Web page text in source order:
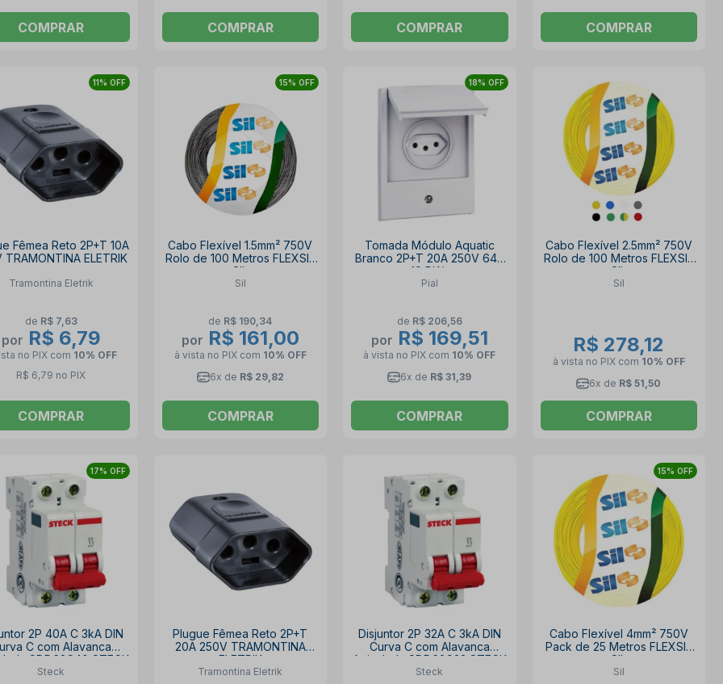
COMPRAR COMPRAR COMPRAR COMPRAR
11% OFF
Fêmea Reto 2P+T 10A
TRAMONTINA ELETRIK
Tramontina Eletrik
de R$ 7,63
por R$ 6,79
no PIX com 10% OFF
R$ 6,79 no PIX
COMPRAR
15% OFF
Cabo Flexível 1.5mm² 750V
Rolo de 100 Metros FLEXSIL
SIL
Sil
de R$ 190,34
por R$ 161,00
à vista no PIX com 10% OFF
6x de R$ 29,82
COMPRAR
18% OFF
Tomada Módulo Aquatic
Branco 2P+T 20A 250V 642
19 PIAL
Pial
de R$ 206,56
por R$ 169,51
à vista no PIX com 10% OFF
6x de R$ 31,39
COMPRAR
Cabo Flexível 2.5mm² 750V
Rolo de 100 Metros FLEXSIL
SIL
Sil
R$ 278,12
à vista no PIX com 10% OFF
6x de R$ 51,50
COMPRAR
17% OFF
2P 40A C 3kA DIN
C com Alavanca
SDD62C40 STECK
Steck
Plugue Fêmea Reto 2P+T
20A 250V TRAMONTINA
ELETRIK
Tramontina Eletrik
Disjuntor 2P 32A C 3kA DIN
Curva C com Alavanca
Articulada SDD62C32 STECK
Steck
15% OFF
Cabo Flexível 4mm² 750V
Pack de 25 Metros FLEXSIL
SIL
Sil